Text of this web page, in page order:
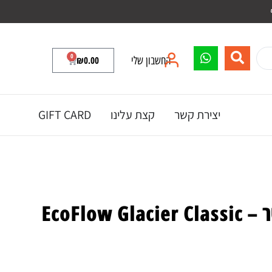
החשבון שלי ₪0.00
0
יצירת קשר קצת עלינו GIFT CARD